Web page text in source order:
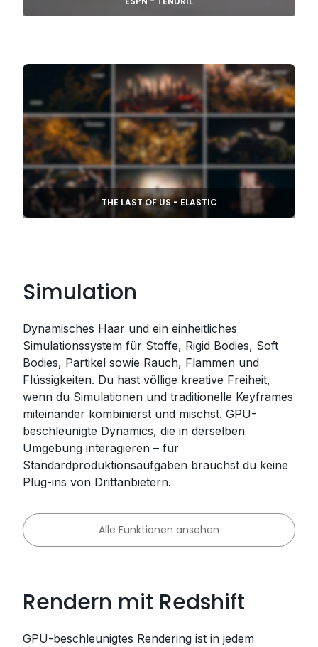
THE LAST OF US - ELASTIC
Simulation
Dynamisches Haar und ein einheitliches
Simulationssystem für Stoffe, Rigid Bodies, Soft
Bodies, Partikel sowie Rauch, Flammen und
Flüssigkeiten. Du hast völlige kreative Freiheit,
wenn du Simulationen und traditionelle Keyframes
miteinander kombinierst und mischst. GPU-
beschleunigte Dynamics, die in derselben
Umgebung interagieren – für
Standardproduktionsaufgaben brauchst du keine
Plug-ins von Drittanbietern.
Alle Funktionen ansehen
Rendern mit Redshift
GPU-beschleunigtes Rendering ist in jedem